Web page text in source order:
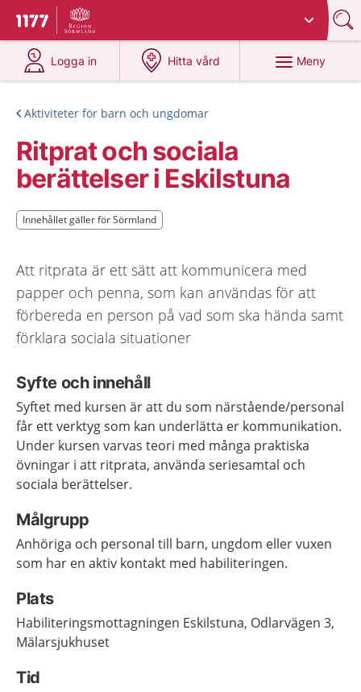
Till startsidan för 1177
Du har valt region
Logga in
på 1177.se
Hitta vård
på 1177.se
Meny
Aktiviteter för barn och ungdomar
Ritprat och sociala
berättelser i Eskilstuna
Innehållet gäller för Sörmland
Innehållet gäller för Sörmland
Att ritprata är ett sätt att kommunicera med
papper och penna, som kan användas för att
förbereda en person på vad som ska hända samt
förklara sociala situationer
Syfte och innehåll
Syftet med kursen är att du som närstående/personal
får ett verktyg som kan underlätta er kommunikation.
Under kursen varvas teori med många praktiska
övningar i att ritprata, använda seriesamtal och
sociala berättelser.
Målgrupp
Anhöriga och personal till barn, ungdom eller vuxen
som har en aktiv kontakt med habiliteringen.
Plats
Habiliteringsmottagningen Eskilstuna, Odlarvägen 3,
Mälarsjukhuset
Tid